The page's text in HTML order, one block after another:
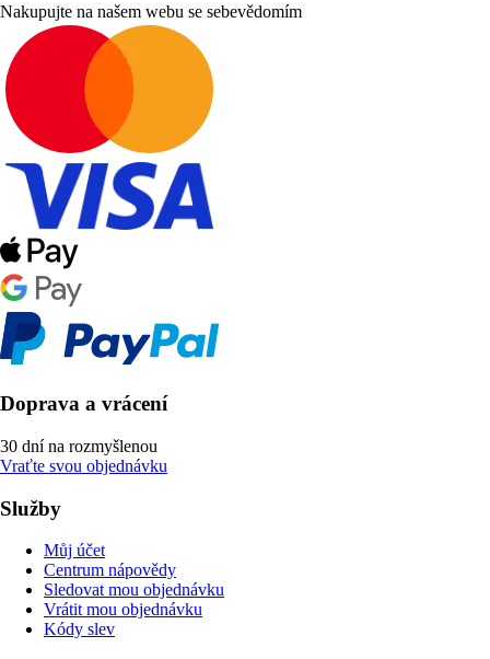
Nakupujte na našem webu se sebevědomím
Doprava a vrácení
30 dní na rozmyšlenou
Vraťte svou objednávku
Služby
Můj účet
Centrum nápovědy
Sledovat mou objednávku
Vrátit mou objednávku
Kódy slev